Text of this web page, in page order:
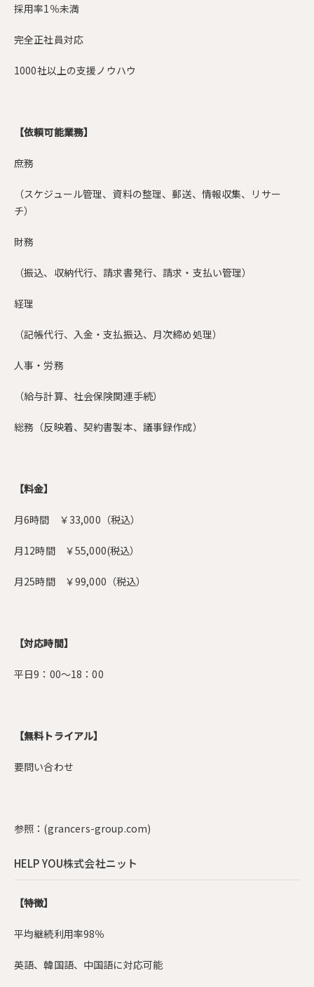
採用率1％未満
完全正社員対応
1000社以上の支援ノウハウ
【依頼可能業務】
庶務
（スケジュール管理、資料の整理、郵送、情報収集、リサー
チ）
財務
（振込、収納代行、請求書発行、請求・支払い管理）
経理
（記帳代行、入金・支払振込、月次締め処理）
人事・労務
（給与計算、社会保険関連手続）
総務（反映着、契約書製本、議事録作成）
【料金】
月6時間 ￥33,000（税込）
月12時間 ￥55,000(税込）
月25時間 ￥99,000（税込）
【対応時間】
平日9：00～18：00
【無料トライアル】
要問い合わせ
参照： (grancers-group.com)
HELP YOU株式会社ニット
【特徴】
平均継続利用率98％
英語、韓国語、中国語に対応可能